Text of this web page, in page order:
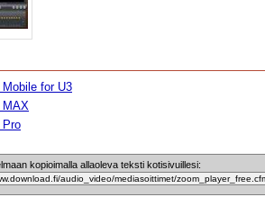
for U3
MAX
Pro
kopioimalla allaoleva teksti kotisivuillesi: